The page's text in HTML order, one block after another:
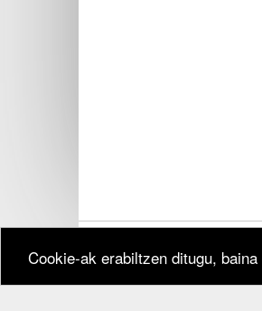
Cookie-ak erabiltzen ditugu,